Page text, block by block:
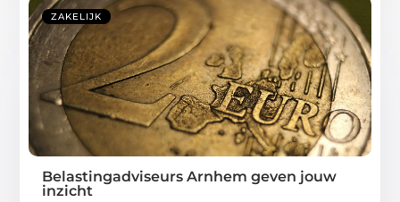
ZAKELIJK
Belastingadviseurs Arnhem geven jouw
inzicht